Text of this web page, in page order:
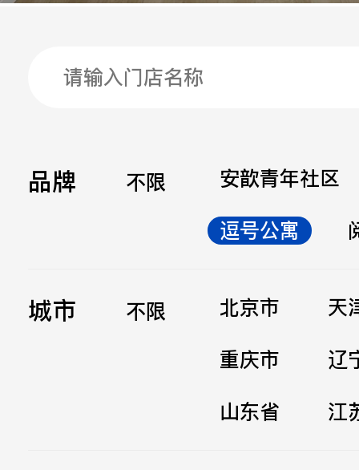
品牌 不限
安歆青年社区
逗号公寓
城市 不限 北京市
天
重庆市
辽
山东省
江
留言
立即提交